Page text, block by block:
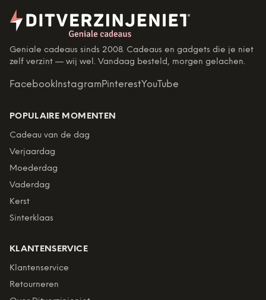
Geniale cadeaus sinds 2008. Cadeaus en gadgets die je niet
zelf verzint — wij wel. Vandaag besteld, morgen gelachen.
Facebook InstagramPinterestYouTube
POPULAIRE MOMENTEN
Cadeau van de dag
Verjaardag
Moederdag
Vaderdag
Kerst
Sinterklaas
KLANTENSERVICE
Klantenservice
Retourneren